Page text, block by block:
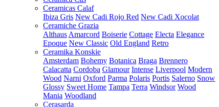
Ceramicas Calaf
Ibiza Gris New Cadi Rojo Red New Cadi Xocolat
Ceramiche Grazia
Althaus Amarcord Boiserie Cottage Electa Elegance
Epoque New Classic Old England Retro
Ceramika Konskie
Amsterdam Bohemy Botanica Braga Brennero
Calacatta Cordoba Glamour Intense Liverpool Modern
Wood Narni Oxford Parma Polaris Portis Salerno Snow
Glossy Sweet Home Tampa Terra Windsor Wood
Mania Woodland
Cerasarda